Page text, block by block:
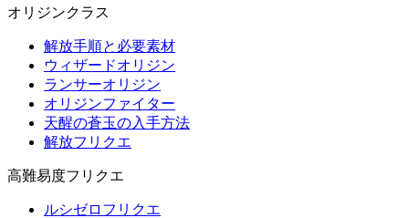
オリジンクラス
解放手順と必要素材
ウィザードオリジン
ランサーオリジン
オリジンファイター
天醒の蒼玉の入手方法
解放フリクエ
高難易度フリクエ
ルシゼロフリクエ